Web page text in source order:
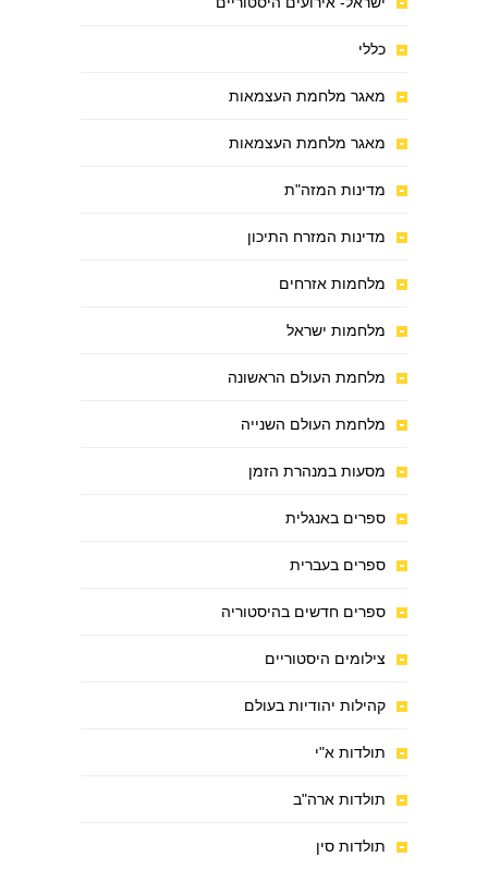
כללי
מאגר מלחמת העצמאות
מאגר מלחמת העצמאות
מדינות המזה"ת
מדינות המזרח התיכון
מלחמות אזרחים
מלחמות ישראל
מלחמת העולם הראשונה
מלחמת העולם השנייה
מסעות במנהרת הזמן
ספרים באנגלית
ספרים בעברית
ספרים חדשים בהיסטוריה
צילומים היסטוריים
קהילות יהודיות בעולם
תולדות א"י
תולדות ארה"ב
תולדות סין